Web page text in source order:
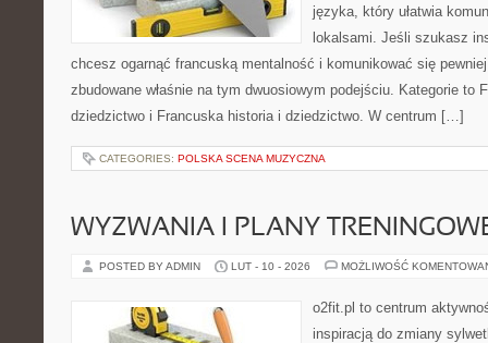
języka, który ułatwia
lokalsami. Jeśli szukasz
chcesz ogarnąć francuską mentalność i komunikować się
zbudowane właśnie na tym dwuosiowym podejściu. Kategorie to
dziedzictwo i Francuska historia i dziedzictwo. W centrum […]
CATEGORIES: POLSKA SCENA MUZYCZNA
WYZWANIA I PLANY
POSTED BY ADMIN LUT - 10 - 2026 MOŻLIWOŚĆ
o2fit.pl to centrum
inspiracją do zmiany